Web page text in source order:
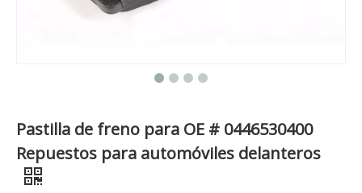
Pastilla de freno para OE # 0446530400
Repuestos para automóviles delanteros